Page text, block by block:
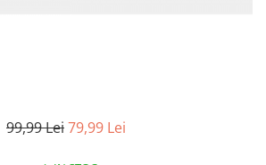
99,99 Lei79,99 Lei